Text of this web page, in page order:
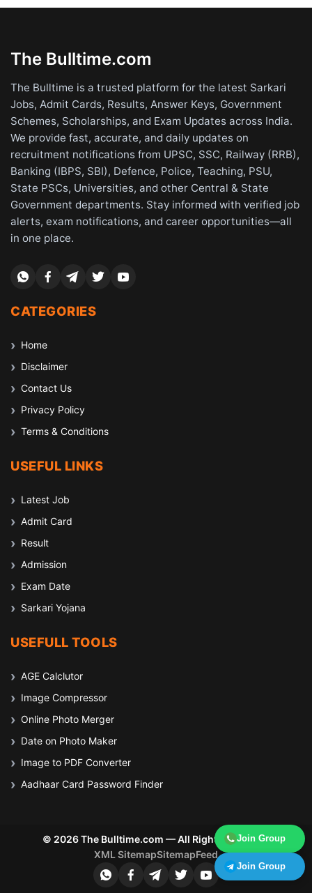
Join Group
Join Group
The Bulltime.com
The Bulltime is a trusted platform for the latest Sarkari
Jobs, Admit Cards, Results, Answer Keys, Government
Schemes, Scholarships, and Exam Updates across India.
We provide fast, accurate, and daily updates on
recruitment notifications from UPSC, SSC, Railway (RRB),
Banking (IBPS, SBI), Defence, Police, Teaching, PSU,
State PSCs, Universities, and other Central & State
Government departments. Stay informed with verified job
alerts, exam notifications, and career opportunities—all
in one place.
CATEGORIES
Home
Disclaimer
Contact Us
Privacy Policy
Terms & Conditions
USEFUL LINKS
Latest Job
Admit Card
Result
Admission
Exam Date
Sarkari Yojana
USEFULL TOOLS
AGE Calclutor
Image Compressor
Online Photo Merger
Date on Photo Maker
Image to PDF Converter
Aadhaar Card Password Finder
© 2026 The Bulltime.com — All Rights Reserved
XML SitemapSitemapFeed